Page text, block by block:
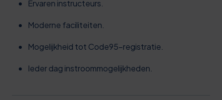
Ervaren instructeurs.
Moderne faciliteiten.
Mogelijkheid tot Code95-registratie.
Ieder dag instroommogelijkheden.